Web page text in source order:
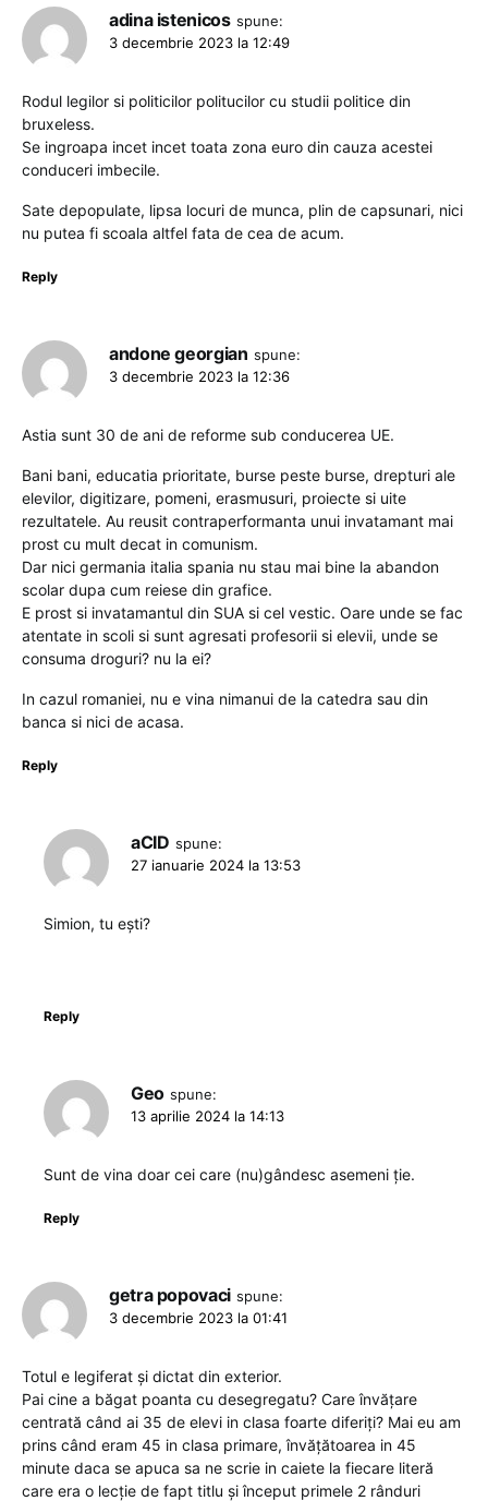
adina istenicos spune:
3 decembrie 2023 la 12:49
Rodul legilor si politicilor politucilor cu studii politice din
bruxeless.
Se ingroapa incet incet toata zona euro din cauza acestei
conduceri imbecile.
Sate depopulate, lipsa locuri de munca, plin de capsunari, nici
nu putea fi scoala altfel fata de cea de acum.
Reply
andone georgian spune:
3 decembrie 2023 la 12:36
Astia sunt 30 de ani de reforme sub conducerea UE.
Bani bani, educatia prioritate, burse peste burse, drepturi ale
elevilor, digitizare, pomeni, erasmusuri, proiecte si uite
rezultatele. Au reusit contraperformanta unui invatamant mai
prost cu mult decat in comunism.
Dar nici germania italia spania nu stau mai bine la abandon
scolar dupa cum reiese din grafice.
E prost si invatamantul din SUA si cel vestic. Oare unde se fac
atentate in scoli si sunt agresati profesorii si elevii, unde se
consuma droguri? nu la ei?
In cazul romaniei, nu e vina nimanui de la catedra sau din
banca si nici de acasa.
Reply
aCID spune:
27 ianuarie 2024 la 13:53
Simion, tu ești?
Reply
Geo spune:
13 aprilie 2024 la 14:13
Sunt de vina doar cei care (nu)gândesc asemeni ție.
Reply
getra popovaci spune:
3 decembrie 2023 la 01:41
Totul e legiferat și dictat din exterior.
Pai cine a băgat poanta cu desegregatu? Care învățare
centrată când ai 35 de elevi in clasa foarte diferiți? Mai eu am
prins când eram 45 in clasa primare, învățătoarea in 45
minute daca se apuca sa ne scrie in caiete la fiecare literă
care era o lecție de fapt titlu și început primele 2 rânduri